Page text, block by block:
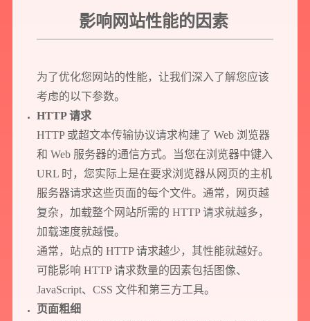
影响网站性能的因素
为了优化您网站的性能，让我们深入了解您应该
考虑的以下参数。
HTTP 请求
HTTP 或超文本传输协议请求构建了 Web 浏览器
和 Web 服务器的通信方式。当您在浏览器中键入
URL 时，您实际上是在要求浏览器从网页的主机
服务器请求这些页面的每个文件。通常，网页越
复杂，加载整个网站所需的 HTTP 请求就越多，
加载速度就越慢。
通常，站点的 HTTP 请求越少，其性能就越好。
可能影响 HTTP 请求数量的因素包括图像、
JavaScript、CSS 文件和第三方工具。
页面粗细